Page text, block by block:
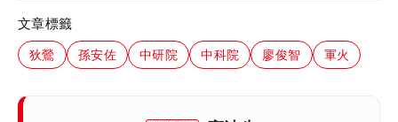
文章標籤
狄鶯 孫安佐 中研院 中科院 廖俊智 軍火